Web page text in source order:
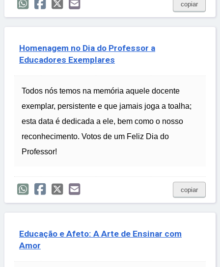
copiar
Homenagem no Dia do Professor a
Educadores Exemplares
Todos nós temos na memória aquele docente
exemplar, persistente e que jamais joga a toalha;
esta data é dedicada a ele, bem como o nosso
reconhecimento. Votos de um Feliz Dia do
Professor!
copiar
Educação e Afeto: A Arte de Ensinar com
Amor